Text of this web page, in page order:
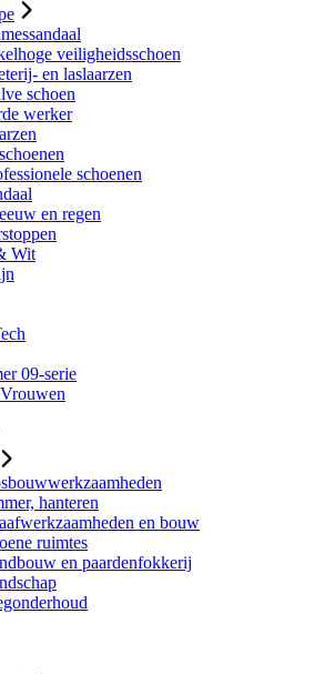
veiligheidsschoen
en laslaarzen
schoen
werker
schoenen
en regen
Wit
09-serie
hanteren
en bouw
ruimtes
en paardenfokkerij